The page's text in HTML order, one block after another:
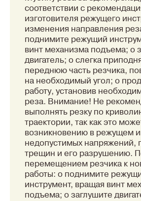
соответствии с
изготовителя режущего
изменения направления
поднимите режущий
винт механизма подъема; o
двигатель; o слегка
переднюю часть резчика,
на необходимый угол; o
работу, установив
реза. Внимание! Не рекомендуется
выполнять резку по
траектории, так как это
возникновению в режущем
недопустимых напряжений,
трещин и его разрушению.
перемещением резчика к
работы: o поднимите
инструмент, вращая винт
подъема; o заглушите